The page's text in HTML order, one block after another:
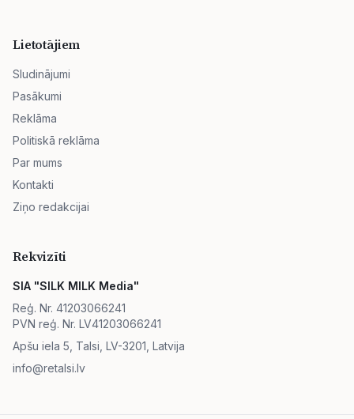
Lietotājiem
Sludinājumi
Pasākumi
Reklāma
Politiskā reklāma
Par mums
Kontakti
Ziņo redakcijai
Rekvizīti
SIA "SILK MILK Media"
Reģ. Nr. 41203066241
PVN reģ. Nr. LV41203066241
Apšu iela 5, Talsi, LV-3201, Latvija
info@retalsi.lv